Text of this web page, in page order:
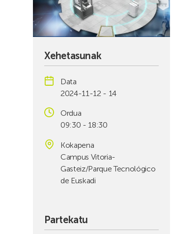
Xehetasunak
Data
2024-11-12 - 14
Ordua
09:30 - 18:30
Kokapena
Campus Vitoria-
Gasteiz/Parque Tecnológico
de Euskadi
Partekatu